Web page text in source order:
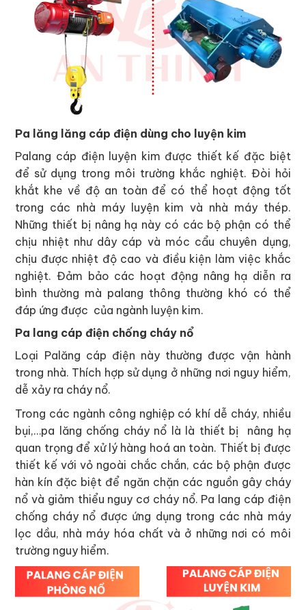
Pa lăng lăng cáp điện dùng cho luyện kim
Palang cáp điện luyện kim được thiết kế đặc biệt
để sử dụng trong môi trường khắc nghiệt. Đòi hỏi
khắt khe về độ an toàn để có thể hoạt động tốt
trong các nhà máy luyện kim và nhà máy thép.
Những thiết bị nâng hạ này có các bộ phận có thể
chịu nhiệt như dây cáp và móc cẩu chuyên dụng,
chịu được nhiệt độ cao và điều kiện làm việc khắc
nghiệt. Đảm bảo các hoạt động nâng hạ diễn ra
bình thường mà palang thông thường khó có thể
đáp ứng được của ngành luyện kim.
Pa lang cáp điện chống cháy nổ
Loại Palăng cáp điện này thường được vận hành
trong nhà. Thích hợp sử dụng ở những nơi nguy hiểm,
dễ xảy ra cháy nổ.
Trong các ngành công nghiệp có khí dễ cháy, nhiều
bụi,…pa lăng chống cháy nổ là là thiết bị nâng hạ
quan trọng để xử lý hàng hoá an toàn. Thiết bị được
thiết kế với vỏ ngoài chắc chắn, các bộ phận được
hàn kín đặc biệt để ngăn chặn các nguồn gây cháy
nổ và giảm thiểu nguy cơ cháy nổ. Pa lang cáp điện
chống cháy nổ được ứng dụng trong các nhà máy
lọc dầu, nhà máy hóa chất và ở những nơi có môi
trường nguy hiểm.